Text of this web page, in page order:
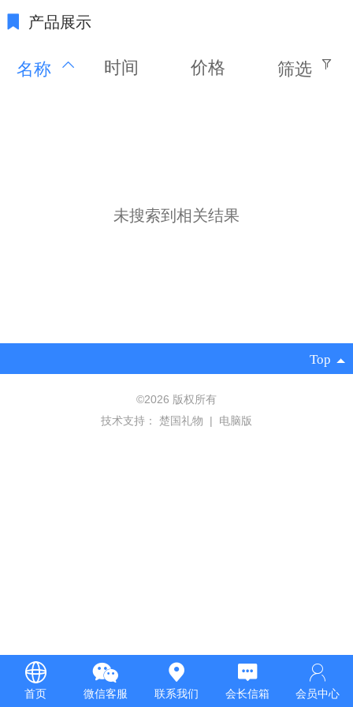
产品展示
名称 时间 价格 筛选
未搜索到相关结果
Top
©2026 版权所有
技术支持： 楚国礼物 | 电脑版
首页 微信客服 联系我们 会长信箱 会员中心